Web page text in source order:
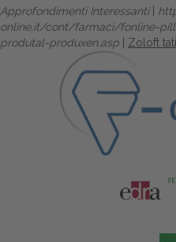
Approfondimenti Interessanti|
online.it/cont/farmaci/fonline-
produtal-produxen.asp
Zoloft